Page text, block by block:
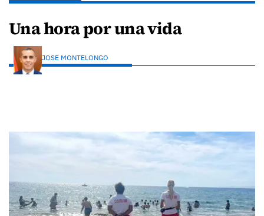
Una hora por una vida
JOSE MONTELONGO